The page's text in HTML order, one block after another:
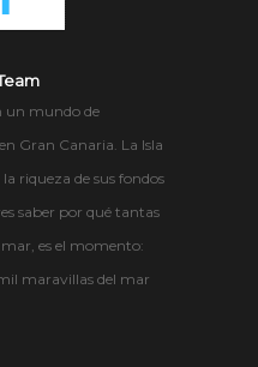
un mundo de
Gran Canaria. La Isla
riqueza de sus fondos
saber por qué tantas
es el momento:
maravillas del mar